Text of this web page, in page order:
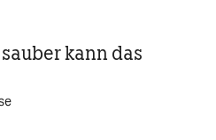
kann das